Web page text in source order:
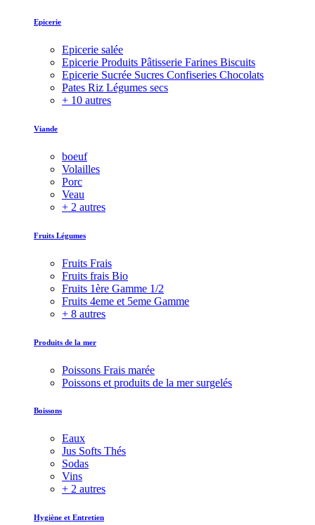
Epicerie
Epicerie salée
Epicerie Produits Pâtisserie Farines Biscuits
Epicerie Sucrée Sucres Confiseries Chocolats
Pates Riz Légumes secs
+ 10 autres
Viande
boeuf
Volailles
Porc
Veau
+ 2 autres
Fruits Légumes
Fruits Frais
Fruits frais Bio
Fruits 1ère Gamme 1/2
Fruits 4eme et 5eme Gamme
+ 8 autres
Produits de la mer
Poissons Frais marée
Poissons et produits de la mer surgelés
Boissons
Eaux
Jus Softs Thés
Sodas
Vins
+ 2 autres
Hygiène et Entretien